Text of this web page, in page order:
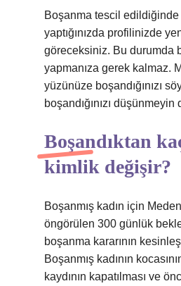
Boşanma tescil
yaptığınızda profilinizde
göreceksiniz. Bu durumda
yapmanıza gerek kalmaz.
yüzünüze boşandığınızı
boşandığınızı düşünmeyin
Boşandıktan
kimlik değişir?
Boşanmış kadın için
öngörülen 300 günlük
boşanma kararının
Boşanmış kadının
kaydının kapatılması ve